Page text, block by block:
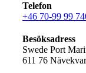
Telefon
+46 70-99 99
Besöksadress
Swede Port
611 76